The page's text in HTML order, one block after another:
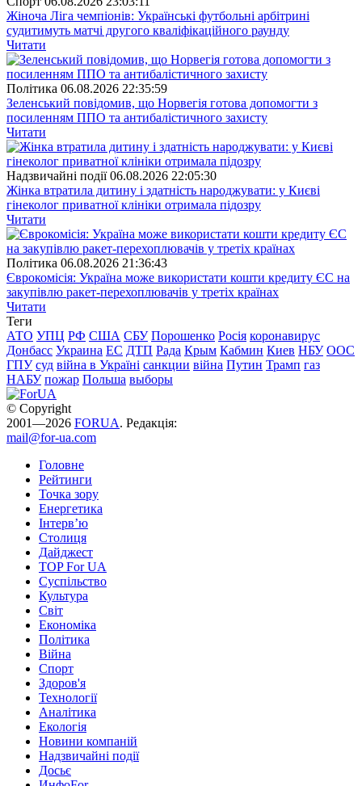
Жіноча Ліга чемпіонів: Українські футбольні арбітрині
судитимуть матчі другого кваліфікаційного раунду
Читати
Полiтика 06.08.2026 22:35:59
Зеленський повідомив, що Норвегія готова допомогти з
посиленням ППО та антибалістичного захисту
Читати
Надзвичайні події 06.08.2026 22:05:30
Жінка втратила дитину і здатність народжувати: у Києві
гінеколог приватної клініки отримала підозру
Читати
Полiтика 06.08.2026 21:36:43
Єврокомісія: Україна може використати кошти кредиту ЄС на
закупівлю ракет-перехоплювачів у третіх країнах
Читати
Теги
АТО УПЦ РФ США СБУ Порошенко Росія коронавирус
Донбасс Украина ЕС ДТП Рада Крым Кабмин Киев НБУ ООС
ГПУ суд війна в Україні санкции війна Путин Трамп газ
НАБУ пожар Польша выборы
© Copyright
2001—2026 FORUA. Редакція:
mail@for-ua.com
Головне
Рейтинги
Точка зору
Енергетика
Інтерв’ю
Столиця
Дайджест
TOP For UA
Суспiльство
Культура
Світ
Економіка
Політика
Війна
Спорт
Здоров'я
Технології
Аналітика
Екологія
Новини компаній
Надзвичайні події
Досьє